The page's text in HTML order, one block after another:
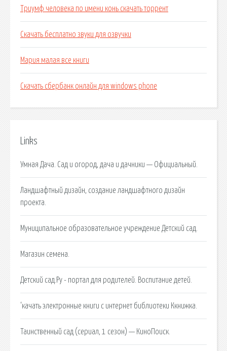
Триумф человека по имени конь скачать торрент
Скачать бесплатно звуки для озвучки
Мария малая все книги
Скачать сбербанк онлайн для windows phone
Links
Умная Дача. Сад и огород, дача и дачники — Официальный.
Ландшафтный дизайн, создание ландшафтного дизайн
проекта.
Муниципальное образовательное учреждение Детский сад.
Магазин семена.
Детский сад.Ру - портал для родителей. Воспитание детей.
‘качать электронные книги с интернет библиотеки Ккнижка.
Таинственный сад (сериал, 1 сезон) — КиноПоиск.